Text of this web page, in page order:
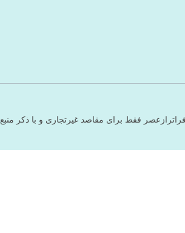
فقط برای مقاصد غیرتجاری و با ذکر